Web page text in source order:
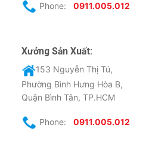
Phone: 0911.005.012
Xưởng Sản Xuất:
153 Nguyễn Thị Tú,
Phường Bình Hưng Hòa B,
Quận Bình Tân, TP.HCM
Phone: 0911.005.012